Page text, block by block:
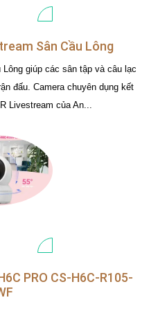
Sân Cầu Lông
giúp các sân tập và câu lạc
đấu. Camera chuyên dụng kết
Livestream của An...
PRO CS-H6C-R105-